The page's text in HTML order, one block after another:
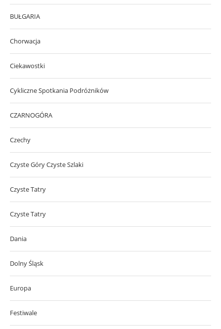
BUŁGARIA
Chorwacja
Ciekawostki
Cykliczne Spotkania Podróżników
CZARNOGÓRA
Czechy
Czyste Góry Czyste Szlaki
Czyste Tatry
Czyste Tatry
Dania
Dolny Śląsk
Europa
Festiwale